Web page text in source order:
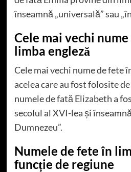
înseamnă „universală” sau
Cele mai vechi
limba engleză
Cele mai vechi nume de fete
acelea care au fost folosite
numele de fată Elizabeth a
secolul al XVI-lea și
Dumnezeu”.
Numele de fete în
funcție de regiune